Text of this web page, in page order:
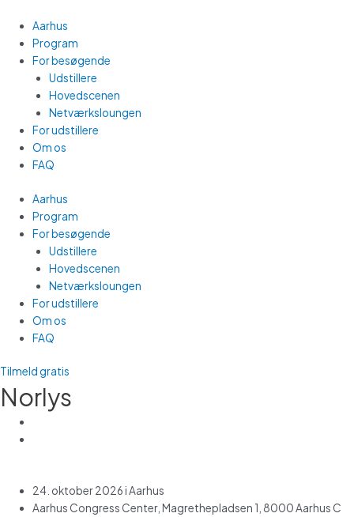
indholdet
Aarhus
Program
For besøgende
Udstillere
Hovedscenen
Netværksloungen
For udstillere
Om os
FAQ
Menu
Aarhus
Program
For besøgende
Udstillere
Hovedscenen
Netværksloungen
For udstillere
Om os
FAQ
Tilmeld gratis
Norlys
24. oktober 2026 i Aarhus
Aarhus Congress Center, Magrethepladsen 1, 8000 Aarhus C